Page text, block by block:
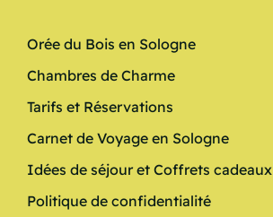
Orée du Bois en Sologne
Chambres de Charme
Tarifs et Réservations
Carnet de Voyage en Sologne
Idées de séjour et Coffrets cadeaux
Politique de confidentialité